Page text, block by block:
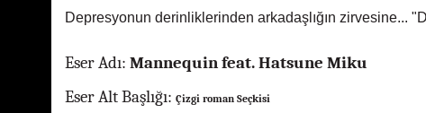
Depresyonun derinliklerinden arkadaşlığın zirvesine...
Eser Adı: Mannequin feat. Hatsune Miku
Eser Alt Başlığı: Çizgi roman Seçkisi